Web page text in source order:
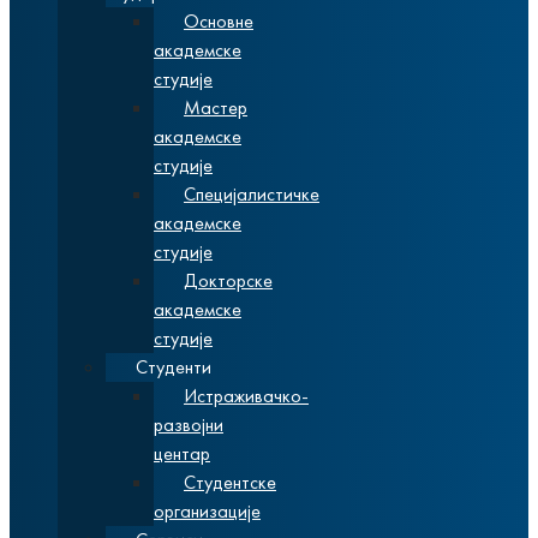
Основне
академске
студије
Мастер
академске
студије
Специјалистичке
академске
студије
Докторске
академске
студије
Студенти
Истраживачко-
развојни
центар
Студентске
организације